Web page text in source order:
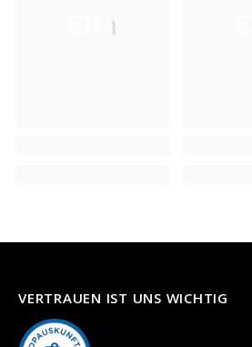
Ella
VERTRAUEN IST UNS WICHTIG